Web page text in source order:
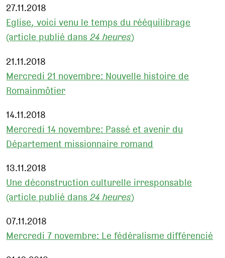
27.11.2018
Eglise, voici venu le temps du rééquilibrage
(article publié dans24 heures)
21.11.2018
Mercredi 21 novembre: Nouvelle histoire de
Romainmôtier
14.11.2018
Mercredi 14 novembre: Passé et avenir du
Département missionnaire romand
13.11.2018
Une déconstruction culturelle irresponsable
(article publié dans24 heures)
07.11.2018
Mercredi 7 novembre: Le fédéralisme différencié